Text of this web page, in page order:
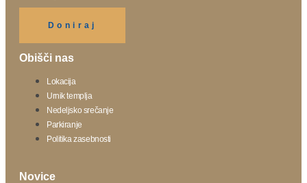
Doniraj
Obišči nas
Lokacija
Urnik templja
Nedeljsko srečanje
Parkiranje
Politika zasebnosti
Novice